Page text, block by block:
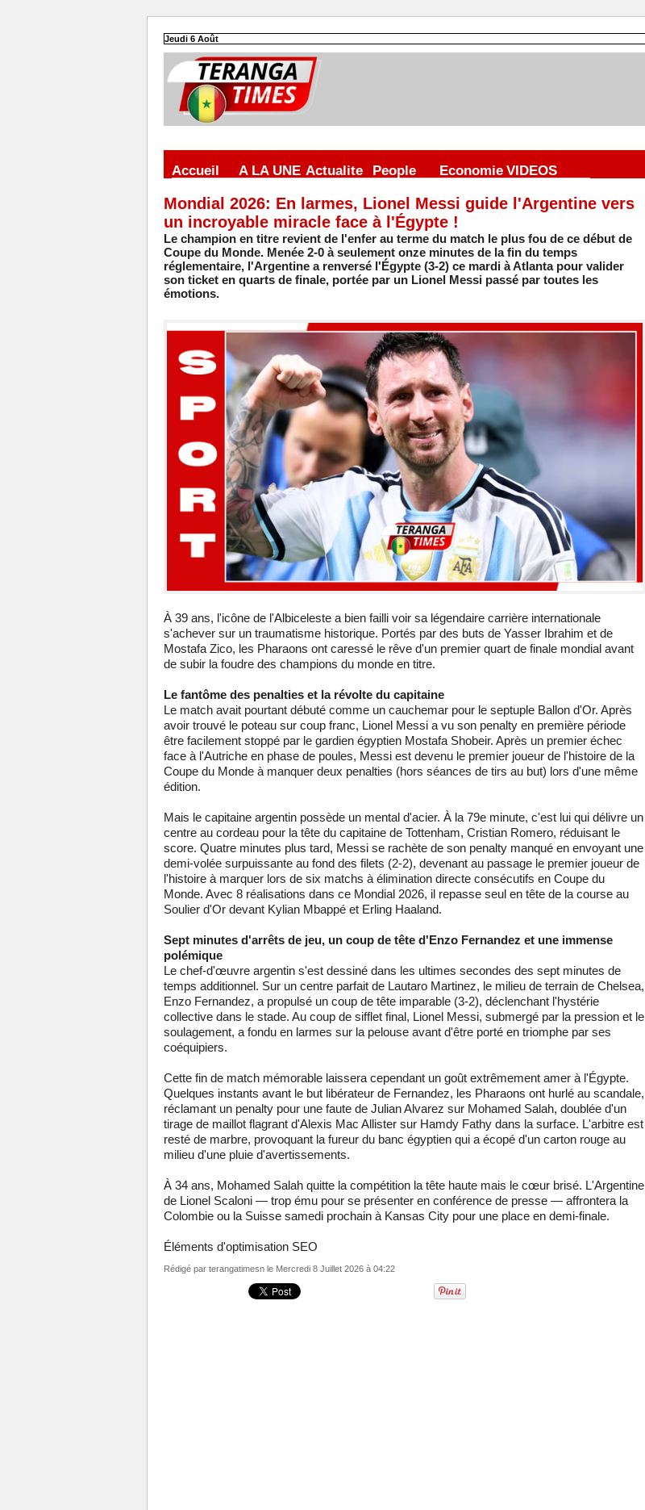
Jeudi 6 Août
Accueil A LA UNE Actualite People Economie VIDEOS
Mondial 2026: En larmes, Lionel Messi guide l'Argentine vers
un incroyable miracle face à l'Égypte !
Le champion en titre revient de l'enfer au terme du match le plus fou de ce début de
Coupe du Monde. Menée 2-0 à seulement onze minutes de la fin du temps
réglementaire, l'Argentine a renversé l'Égypte (3-2) ce mardi à Atlanta pour valider
son ticket en quarts de finale, portée par un Lionel Messi passé par toutes les
émotions.
À 39 ans, l'icône de l'Albiceleste a bien failli voir sa légendaire carrière internationale
s'achever sur un traumatisme historique. Portés par des buts de Yasser Ibrahim et de
Mostafa Zico, les Pharaons ont caressé le rêve d'un premier quart de finale mondial avant
de subir la foudre des champions du monde en titre.
Le fantôme des penalties et la révolte du capitaine
Le match avait pourtant débuté comme un cauchemar pour le septuple Ballon d'Or. Après
avoir trouvé le poteau sur coup franc, Lionel Messi a vu son penalty en première période
être facilement stoppé par le gardien égyptien Mostafa Shobeir. Après un premier échec
face à l'Autriche en phase de poules, Messi est devenu le premier joueur de l'histoire de la
Coupe du Monde à manquer deux penalties (hors séances de tirs au but) lors d'une même
édition.
Mais le capitaine argentin possède un mental d'acier. À la 79e minute, c'est lui qui délivre un
centre au cordeau pour la tête du capitaine de Tottenham, Cristian Romero, réduisant le
score. Quatre minutes plus tard, Messi se rachète de son penalty manqué en envoyant une
demi-volée surpuissante au fond des filets (2-2), devenant au passage le premier joueur de
l'histoire à marquer lors de six matchs à élimination directe consécutifs en Coupe du
Monde. Avec 8 réalisations dans ce Mondial 2026, il repasse seul en tête de la course au
Soulier d'Or devant Kylian Mbappé et Erling Haaland.
Sept minutes d'arrêts de jeu, un coup de tête d'Enzo Fernandez et une immense
polémique
Le chef-d'œuvre argentin s'est dessiné dans les ultimes secondes des sept minutes de
temps additionnel. Sur un centre parfait de Lautaro Martinez, le milieu de terrain de Chelsea,
Enzo Fernandez, a propulsé un coup de tête imparable (3-2), déclenchant l'hystérie
collective dans le stade. Au coup de sifflet final, Lionel Messi, submergé par la pression et le
soulagement, a fondu en larmes sur la pelouse avant d'être porté en triomphe par ses
coéquipiers.
Cette fin de match mémorable laissera cependant un goût extrêmement amer à l'Égypte.
Quelques instants avant le but libérateur de Fernandez, les Pharaons ont hurlé au scandale,
réclamant un penalty pour une faute de Julian Alvarez sur Mohamed Salah, doublée d'un
tirage de maillot flagrant d'Alexis Mac Allister sur Hamdy Fathy dans la surface. L'arbitre est
resté de marbre, provoquant la fureur du banc égyptien qui a écopé d'un carton rouge au
milieu d'une pluie d'avertissements.
À 34 ans, Mohamed Salah quitte la compétition la tête haute mais le cœur brisé. L'Argentine
de Lionel Scaloni — trop ému pour se présenter en conférence de presse — affrontera la
Colombie ou la Suisse samedi prochain à Kansas City pour une place en demi-finale.
Éléments d'optimisation SEO
Rédigé par terangatimesnle Mercredi 8 Juillet 2026 à 04:22